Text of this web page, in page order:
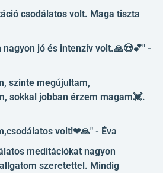
csodálatos volt. Maga tiszta
nagyon jó és intenzív volt.🙏😍💕" -
szinte megújultam,
sokkal jobban érzem magam💓.
volt!❤🙏" - Éva
meditációkat nagyon
szeretettel. Mindig